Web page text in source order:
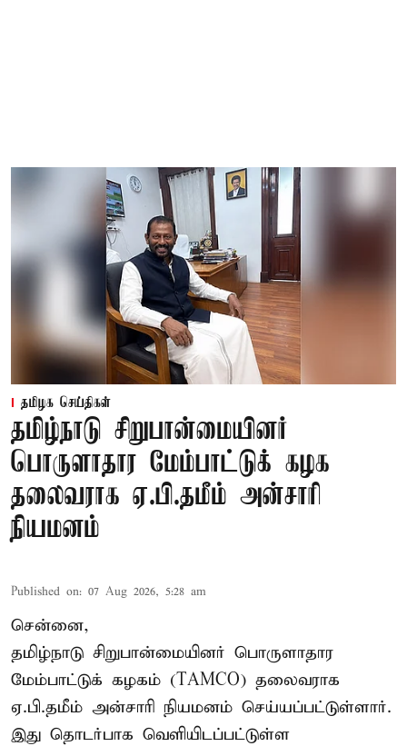
தமிழக செய்திகள்
தமிழ்நாடு சிறுபான்மையினர்
பொருளாதார மேம்பாட்டுக் கழக
தலைவராக ஏ.பி.தமீம் அன்சாரி
நியமனம்
Published on: 07 Aug 2026, 5:28 am
சென்னை,
தமிழ்நாடு சிறுபான்மையினர் பொருளாதார
மேம்பாட்டுக் கழகம் (TAMCO) தலைவராக
ஏ.பி.தமீம் அன்சாரி நியமனம் செய்யப்பட்டுள்ளார்.
இது தொடர்பாக வெளியிடப்பட்டுள்ள